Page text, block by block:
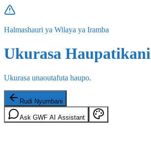
Halmashauri ya Wilaya ya Iramba
Ukurasa Haupatikani
Ukurasa unaoutafuta haupo.
Rudi Nyumbani
Ask GWF AI Assistant